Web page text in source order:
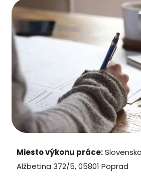
Miesto výkonu práce:
Alžbetina 372/5, 05801 Poprad